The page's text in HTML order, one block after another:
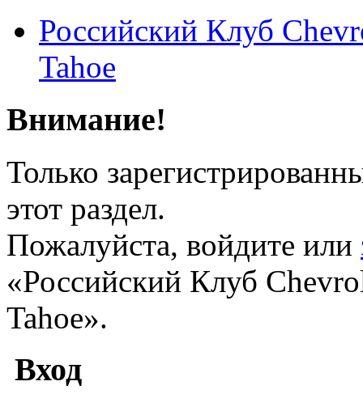
Российский Клуб
Tahoe
Внимание!
Только
этот раздел.
Пожалуйста, войдите или
«Российский Клуб
Tahoe».
Вход